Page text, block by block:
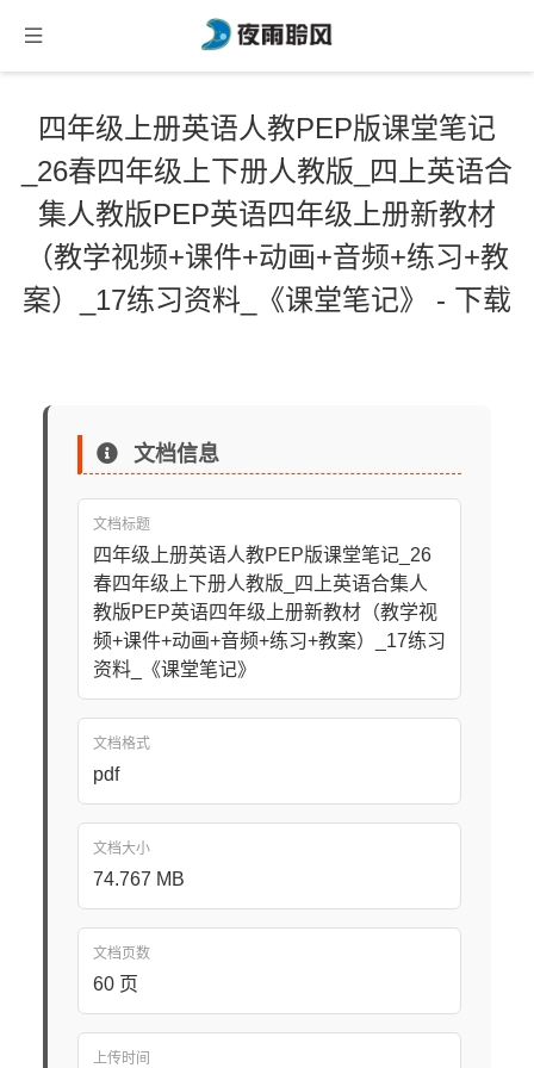
四年级上册英语人教PEP版课堂笔记
_26春四年级上下册人教版_四上英语合
集人教版PEP英语四年级上册新教材
（教学视频+课件+动画+音频+练习+教
案）_17练习资料_《课堂笔记》 - 下载
文档信息
文档标题
四年级上册英语人教PEP版课堂笔记_26
春四年级上下册人教版_四上英语合集人
教版PEP英语四年级上册新教材（教学视
频+课件+动画+音频+练习+教案）_17练习
资料_《课堂笔记》
文档格式
pdf
文档大小
74.767 MB
文档页数
60 页
上传时间